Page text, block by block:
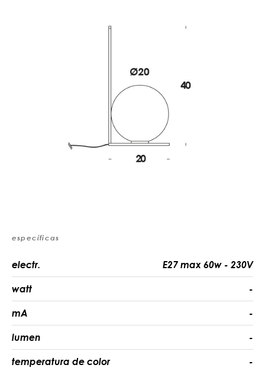
específicas
electr. E27 max 60w - 230V
watt -
mA -
lumen -
temperatura de color -